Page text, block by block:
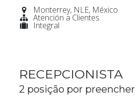
Monterrey, NLE, México
Atención a Clientes
Integral
RECEPCIONISTA
2 posição por preencher